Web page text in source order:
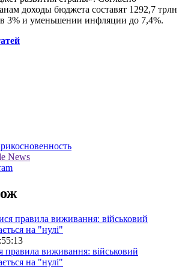
доходы бюджета составят 1292,7 трлн
3% и уменьшении инфляции до 7,4%.
News
правила виживання: військовий
на "нулі"